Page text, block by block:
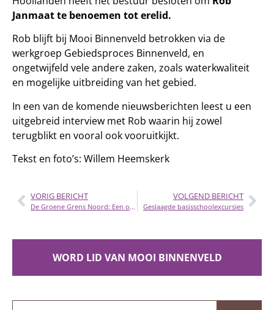
Janmaat te benoemen tot erelid.
Rob blijft bij Mooi Binnenveld betrokken via de
werkgroep Gebiedsproces Binnenveld, en
ongetwijfeld vele andere zaken, zoals waterkwaliteit
en mogelijke uitbreiding van het gebied.
In een van de komende nieuwsberichten leest u een
uitgebreid interview met Rob waarin hij zowel
terugblikt en vooral ook vooruitkijkt.
Tekst en foto’s: Willem Heemskerk
VORIG BERICHT
De Groene Grens Noord: Een ontdekking
VOLGEND BERICHT
Geslaagde basisschoolexcursies
WORD LID VAN MOOI BINNENVELD